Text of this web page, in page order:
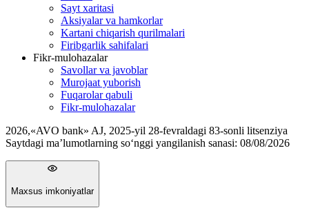
Sayt xaritasi
Aksiyalar va hamkorlar
Kartani chiqarish qurilmalari
Firibgarlik sahifalari
Fikr-mulohazalar
Savollar va javoblar
Murojaat yuborish
Fuqarolar qabuli
Fikr-mulohazalar
2026,«AVO bank» AJ, 2025-yil 28-fevraldagi 83-sonli litsenziya
Saytdagi ma’lumotlarning so‘nggi yangilanish sanasi: 08/08/2026
Maxsus imkoniyatlar